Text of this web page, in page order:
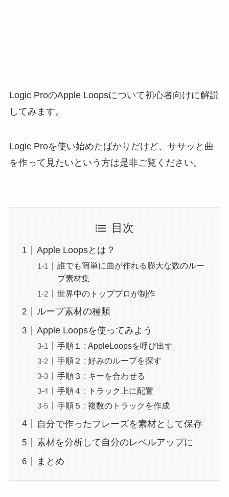
Logic ProのApple Loopsについて初心者向けに解説
してみます。
Logic Proを使い始めたばかりだけど、ササッと曲
を作って見たいという方は是非ご覧ください。
目次
Apple Loopsとは？
誰でも簡単に曲が作れる膨大な数のルー
プ素材集
世界中のトッププロが制作
ループ素材の種類
Apple Loopsを使ってみよう
手順１ : AppleLoopsを呼び出す
手順２ : 好みのループを探す
手順３ : キーを合わせる
手順４ : トラック上に配置
手順５ : 複数のトラックを作成
自分で作ったフレーズを素材として保存
素材を分析して自分のレベルアップに
まとめ